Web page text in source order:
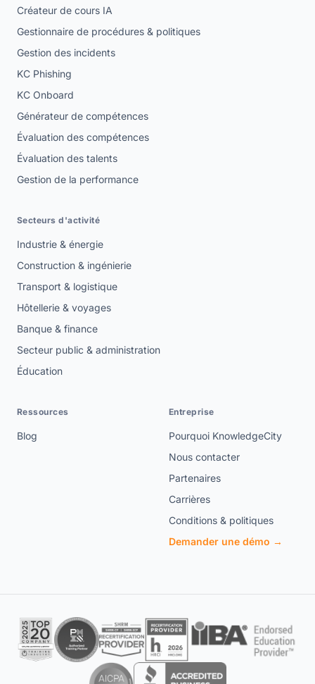
Créateur de cours IA
Gestionnaire de procédures & politiques
Gestion des incidents
KC Phishing
KC Onboard
Générateur de compétences
Évaluation des compétences
Évaluation des talents
Gestion de la performance
Secteurs d'activité
Industrie & énergie
Construction & ingénierie
Transport & logistique
Hôtellerie & voyages
Banque & finance
Secteur public & administration
Éducation
Ressources
Blog
Entreprise
Pourquoi KnowledgeCity
Nous contacter
Partenaires
Carrières
Conditions & politiques
Demander une démo →